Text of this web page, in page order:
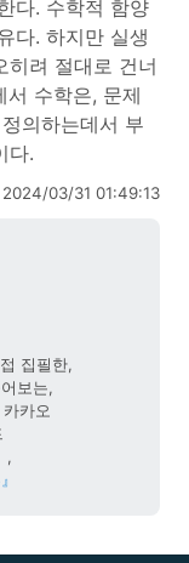
다. 수학적 함양
다. 하지만 실생
히려 절대로 건너
서 수학은, 문제
의하는데서 부
다.
03/31 01:49:13
집필한,
보는,
카오
,